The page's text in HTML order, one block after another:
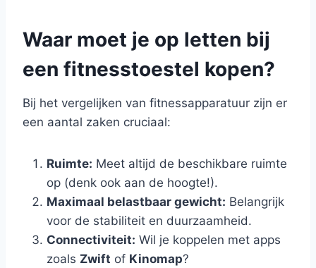
Waar moet je op letten bij
een fitnesstoestel kopen?
Bij het vergelijken van fitnessapparatuur zijn er
een aantal zaken cruciaal:
Ruimte: Meet altijd de beschikbare ruimte
op (denk ook aan de hoogte!).
Maximaal belastbaar gewicht: Belangrijk
voor de stabiliteit en duurzaamheid.
Connectiviteit: Wil je koppelen met apps
zoals Zwift of Kinomap?